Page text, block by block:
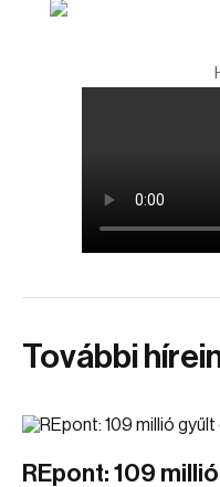
További
REpont: 109